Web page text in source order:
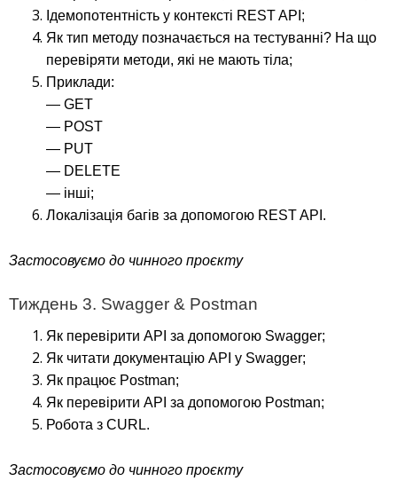
Ідемопотентність у контексті REST API;
Як тип методу позначається на тестуванні? На що
перевіряти методи, які не мають тіла;
Приклади:
— GET
— POST
— PUT
— DELETE
— інші;
Локалізація багів за допомогою REST API.
Застосовуємо до чинного проєкту
Тиждень 3. Swagger & Postman
Як перевірити API за допомогою Swagger;
Як читати документацію API у Swagger;
Як працює Postman;
Як перевірити API за допомогою Postman;
Робота з CURL.
Застосовуємо до чинного проєкту